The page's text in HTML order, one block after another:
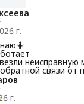
г.
неисправную
связи от
г.